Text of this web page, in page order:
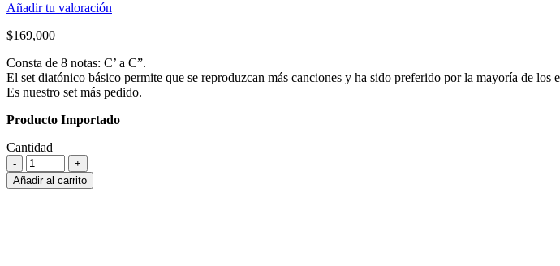
Añadir tu valoración
$169,000
Consta de 8 notas: C’ a C”.
El set diatónico básico permite que se reproduzcan más canciones y ha sido preferido por la mayoría de los
Es nuestro set más pedido.
Producto Importado
Cantidad
Añadir al carrito